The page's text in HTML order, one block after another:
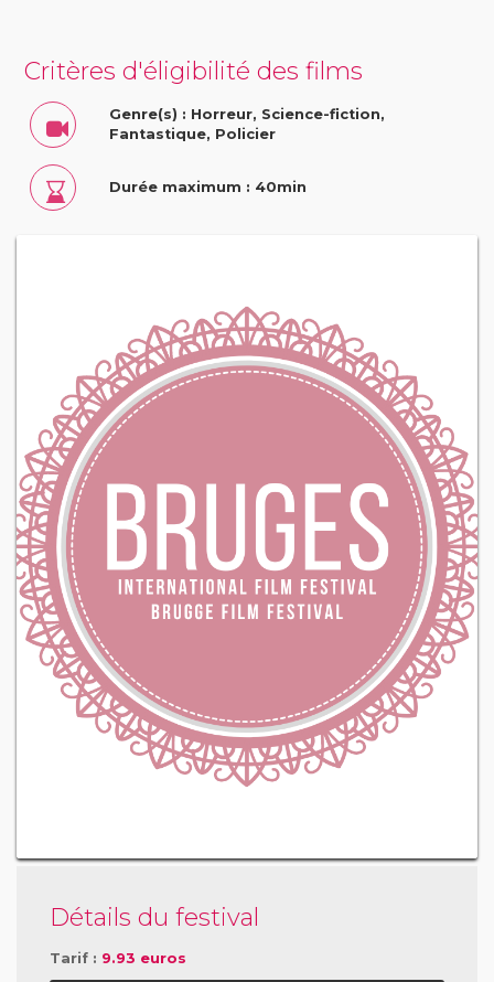
Détails du festival
Tarif : 9.93 euros
Critères d'éligibilité des films
Genre(s) : Horreur, Science-fiction,
Fantastique, Policier
Durée maximum : 40min